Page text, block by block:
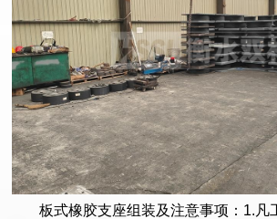
板式橡胶支座组装及注意事项：1.凡